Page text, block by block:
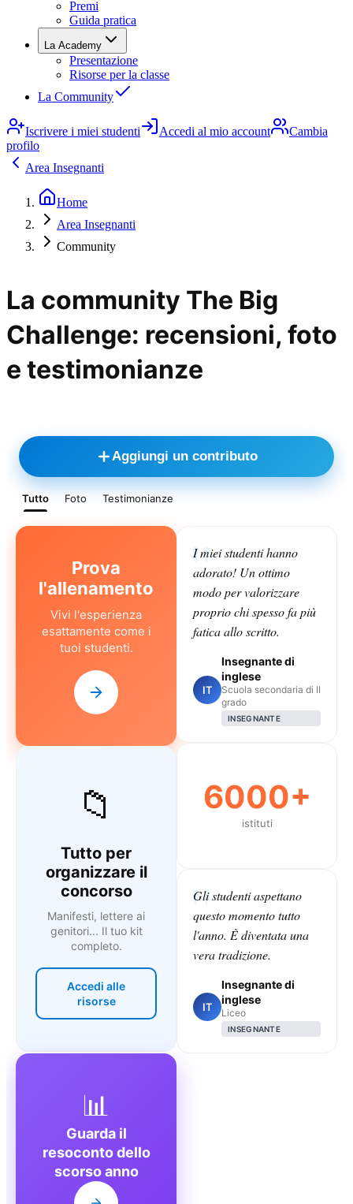
Premi
Guida pratica
La Academy
Presentazione
Risorse per la classe
La Community
Iscrivere i miei studenti Accedi al mio account
Cambia
profilo
Area Insegnanti
Home
Area Insegnanti
Community
La community The Big
Challenge: recensioni, foto
e testimonianze
Aggiungi un contributo
Tutto Foto Testimonianze
Prova
l'allenamento
Vivi l'esperienza
esattamente come i
tuoi studenti.
📁
Tutto per
organizzare il
concorso
Manifesti, lettere ai
genitori... Il tuo kit
completo.
Accedi alle
risorse
I miei studenti hanno
adorato! Un ottimo
modo per valorizzare
proprio chi spesso fa più
fatica allo scritto.
IT
Insegnante di
inglese
Scuola secondaria di II
grado
INSEGNANTE
6000+
istituti
Gli studenti aspettano
questo momento tutto
l'anno. È diventata una
vera tradizione.
IT
Insegnante di
inglese
Liceo
INSEGNANTE
📊
Guarda il
resoconto dello
scorso anno